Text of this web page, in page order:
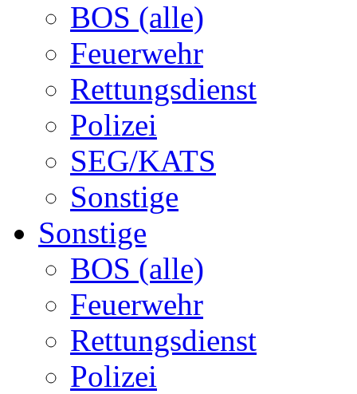
BOS (alle)
Feuerwehr
Rettungsdienst
Polizei
SEG/KATS
Sonstige
Sonstige
BOS (alle)
Feuerwehr
Rettungsdienst
Polizei